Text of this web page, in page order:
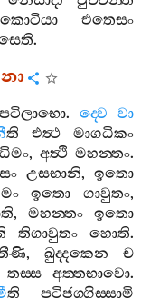
කොටියා
එතෙසං
.
. ද‍්වෙ
වා
ති එත්‍ථ
මාගධිකං
, අත්‍ථි මහන‍්තං.
උසභානි, ඉතො
ඉතො ගාවුතං,
, මහන‍්තං
ඉතො
තිගාවුතං හොති.
,ඛුද‍්දකෙන
ච
තස‍්ස අත‍්තභාවො.
ති පටිජග‍්ගිස‍්සාමි